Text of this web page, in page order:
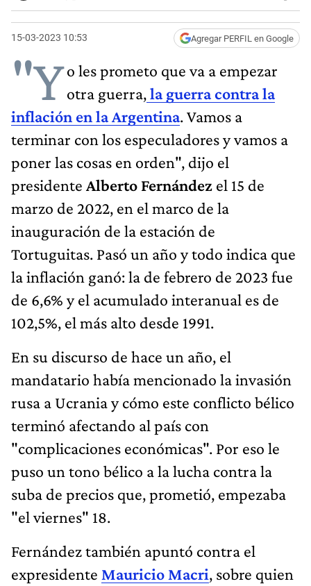
15-03-2023 10:53 Agregar PERFIL en Google
"Yo les prometo que va a empezar
otra guerra,la guerra contra la
inflación en la Argentina. Vamos a
terminar con los especuladores y vamos a
poner las cosas en orden", dijo el
presidente Alberto Fernández el 15 de
marzo de 2022, en el marco de la
inauguración de la estación de
Tortuguitas. Pasó un año y todo indica que
la inflación ganó: la de febrero de 2023 fue
de 6,6% y el acumulado interanual es de
102,5%, el más alto desde 1991.
En su discurso de hace un año, el
mandatario había mencionado la invasión
rusa a Ucrania y cómo este conflicto bélico
terminó afectando al país con
"complicaciones económicas". Por eso le
puso un tono bélico a la lucha contra la
suba de precios que, prometió, empezaba
"el viernes" 18.
Fernández también apuntó contra el
expresidente Mauricio Macri, sobre quien